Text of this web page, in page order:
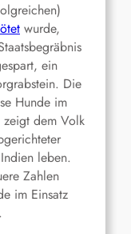
wurde,
ein
Die
Hunde im
dem Volk
leben.
Zahlen
im Einsatz